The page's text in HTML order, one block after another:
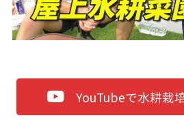
YouTubeで水耕栽